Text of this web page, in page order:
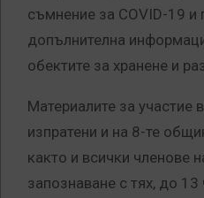
съмнение за COVID-19 и
допълнителна
обектите за хранене и
Материалите за участие
изпратени и на 8-те
както и всички членове
запознаване с тях, до